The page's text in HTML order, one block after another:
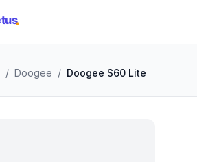
/ Doogee / Doogee S60 Lite